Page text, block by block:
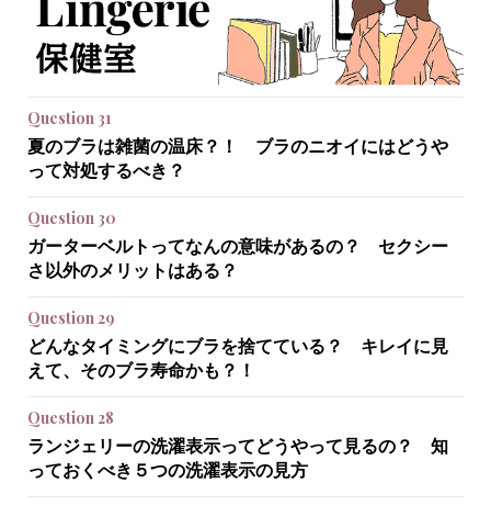
Question 31
夏のブラは雑菌の温床？！ ブラのニオイにはどうや
って対処するべき？
Question 30
ガーターベルトってなんの意味があるの？ セクシー
さ以外のメリットはある？
Question 29
どんなタイミングにブラを捨てている？ キレイに見
えて、そのブラ寿命かも？！
Question 28
ランジェリーの洗濯表示ってどうやって見るの？ 知
っておくべき５つの洗濯表示の見方